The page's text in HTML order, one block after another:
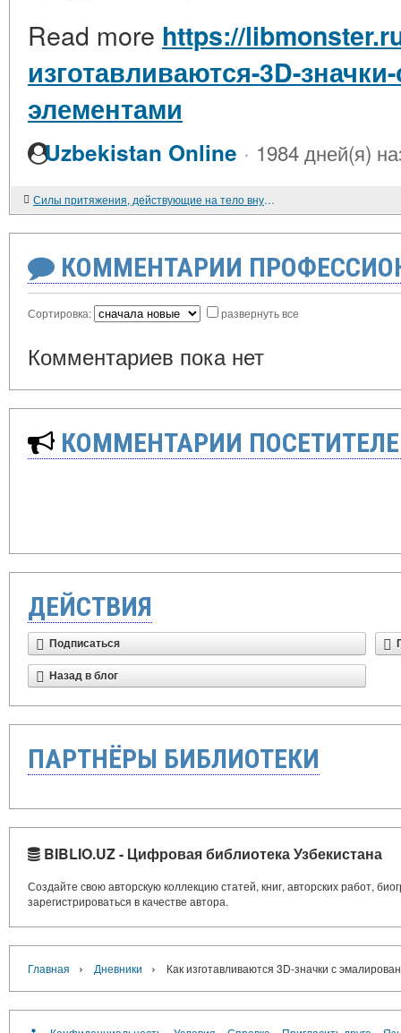
Read more https://
изготавливаются-3D-
элементами
Uzbekistan Online · 1984 дней(я)
Силы притяжения, действующие на тело внутри диска
КОММЕНТАРИИ
Сортировка: развернуть все
Комментариев пока нет
КОММЕНТАРИИ
ДЕЙСТВИЯ
Подписаться
Назад в блог
ПАРТНЁРЫ БИБЛИОТЕКИ
BIBLIO.UZ - Цифровая библиотека Узбекистана
Создайте свою авторскую коллекцию статей, книг, авторских работ,
зарегистрироваться в качестве автора.
Главная › Дневники › Как изготавливаются 3D-значки с